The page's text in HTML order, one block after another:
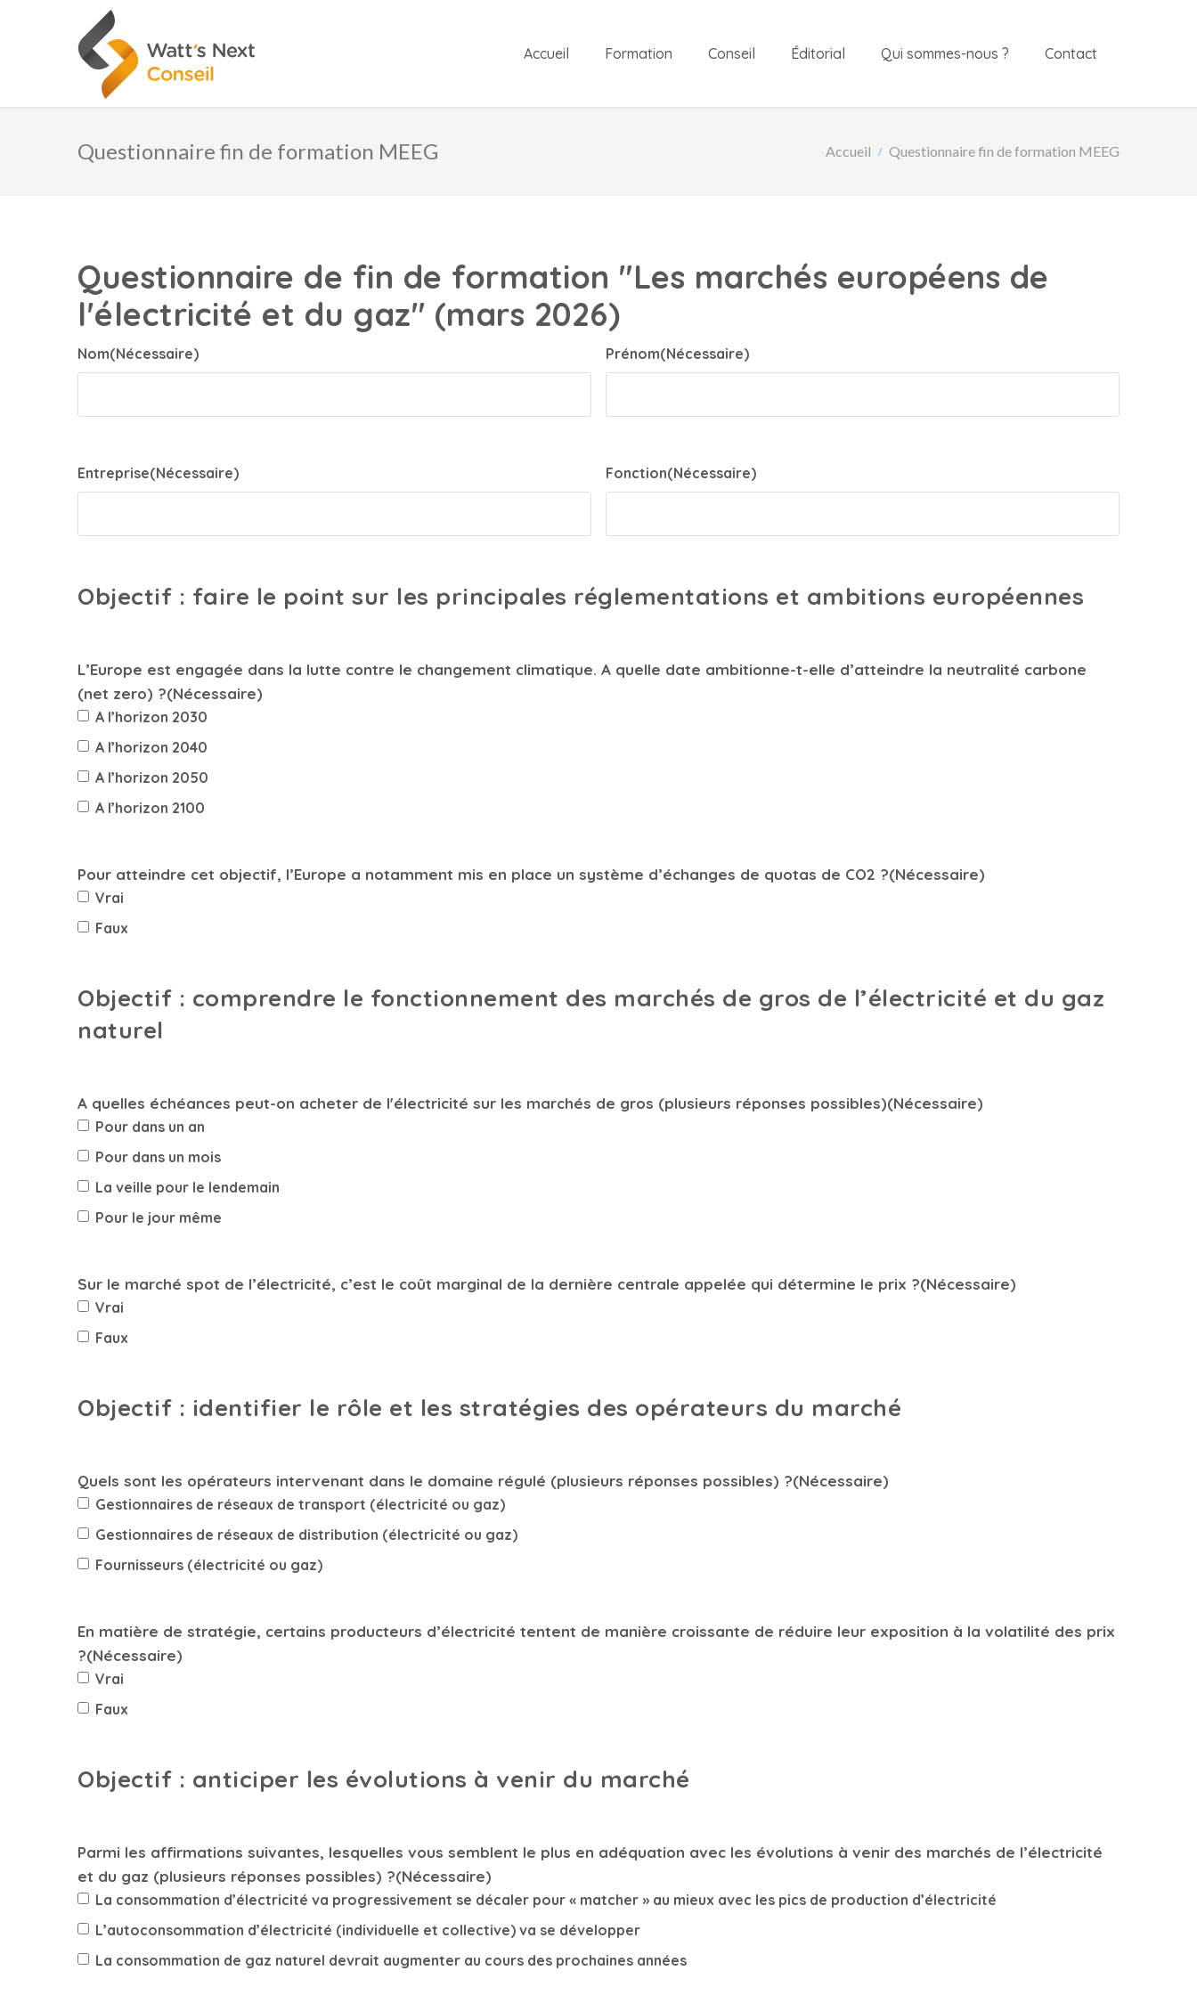
Accueil Formation Conseil Éditorial Qui sommes-nous ? Contact
Questionnaire fin de formation MEEG Accueil Questionnaire fin de formation MEEG
Questionnaire de fin de formation "Les marchés européens de
l'électricité et du gaz" (mars 2026)
Nom(Nécessaire) Prénom(Nécessaire)
Entreprise(Nécessaire) Fonction(Nécessaire)
Objectif : faire le point sur les principales réglementations et ambitions européennes
L’Europe est engagée dans la lutte contre le changement climatique. A quelle date ambitionne-t-elle d’atteindre la neutralité carbone
(net zero) ?(Nécessaire)
A l’horizon 2030
A l’horizon 2040
A l’horizon 2050
A l’horizon 2100
Pour atteindre cet objectif, l’Europe a notamment mis en place un système d’échanges de quotas de CO2 ?(Nécessaire)
Vrai
Faux
Objectif : comprendre le fonctionnement des marchés de gros de l’électricité et du gaz
naturel
A quelles échéances peut-on acheter de l'électricité sur les marchés de gros (plusieurs réponses possibles)(Nécessaire)
Pour dans un an
Pour dans un mois
La veille pour le lendemain
Pour le jour même
Sur le marché spot de l’électricité, c’est le coût marginal de la dernière centrale appelée qui détermine le prix ?(Nécessaire)
Vrai
Faux
Objectif : identifier le rôle et les stratégies des opérateurs du marché
Quels sont les opérateurs intervenant dans le domaine régulé (plusieurs réponses possibles) ?(Nécessaire)
Gestionnaires de réseaux de transport (électricité ou gaz)
Gestionnaires de réseaux de distribution (électricité ou gaz)
Fournisseurs (électricité ou gaz)
En matière de stratégie, certains producteurs d’électricité tentent de manière croissante de réduire leur exposition à la volatilité des prix
?(Nécessaire)
Vrai
Faux
Objectif : anticiper les évolutions à venir du marché
Parmi les affirmations suivantes, lesquelles vous semblent le plus en adéquation avec les évolutions à venir des marchés de l’électricité
et du gaz (plusieurs réponses possibles) ?(Nécessaire)
La consommation d’électricité va progressivement se décaler pour « matcher » au mieux avec les pics de production d’électricité
L’autoconsommation d’électricité (individuelle et collective) va se développer
La consommation de gaz naturel devrait augmenter au cours des prochaines années